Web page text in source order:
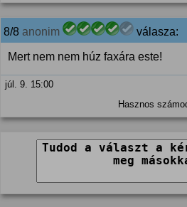
8/8 anonim válasza:
Mert nem nem húz faxára este!
júl. 9. 15:00
Hasznos